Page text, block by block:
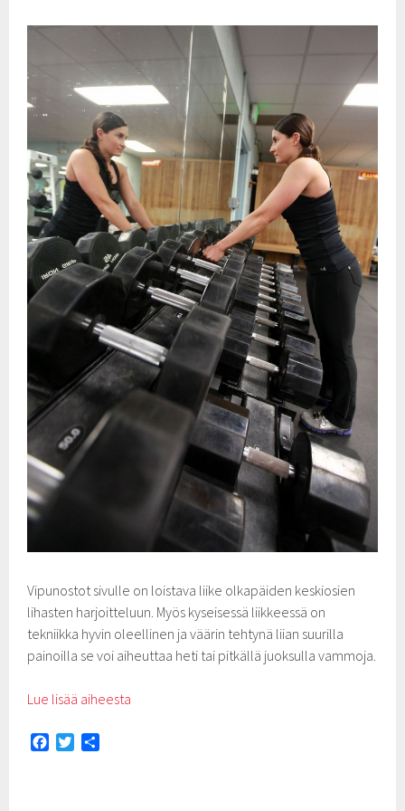
Vipunostot sivulle on loistava liike olkapäiden keskiosien
lihasten harjoitteluun. Myös kyseisessä liikkeessä on
tekniikka hyvin oleellinen ja väärin tehtynä liian suurilla
painoilla se voi aiheuttaa heti tai pitkällä juoksulla vammoja.
Lue lisää aiheesta